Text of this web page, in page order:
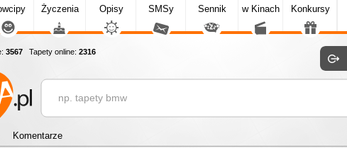
Życzenia Opisy SMSy Sennik w Kinach Konkursy
3567 Tapety online: 2316
Komentarze